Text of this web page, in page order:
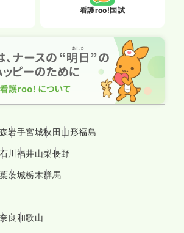
看護roo!国試
岩手宮城秋田山形福島
石川福井山梨長野
茨城栃木群馬
奈良和歌山